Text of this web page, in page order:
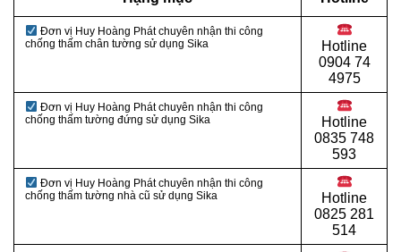
Đơn vị Huy Hoàng Phát chuyên nhận thi công
chống thấm chân tường sử dụng Sika
Hotline
0904 74
4975
Đơn vị Huy Hoàng Phát chuyên nhận thi công
chống thấm tường đứng sử dụng Sika
Hotline
0835 748
593
Đơn vị Huy Hoàng Phát chuyên nhận thi công
chống thấm tường nhà cũ sử dụng Sika
Hotline
0825 281
514